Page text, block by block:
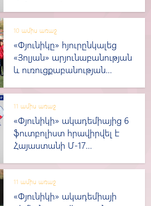
10 ամիս առաջ
«Փյունիկը» հյուրընկալեց
«Յոլյան» արյունաբանության
և ուռուցքաբանության
բուժում ստացող
երեխաներին
11 ամիս առաջ
«Փյունիկի» ակադեմիայից 6
ֆուտբոլիստ հրավիրվել է
Հայաստանի Մ-17
11 ամիս առաջ
«Փյունիկի» ակադեմիայի